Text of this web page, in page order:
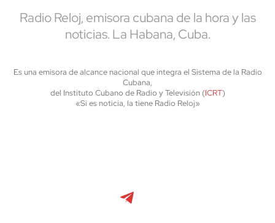
Radio Reloj, emisora cubana de la hora y las
noticias. La Habana, Cuba.
Es una emisora de alcance nacional que integra el Sistema de la Radio
Cubana,
del Instituto Cubano de Radio y Televisión (ICRT)
«Si es noticia, la tiene Radio Reloj»